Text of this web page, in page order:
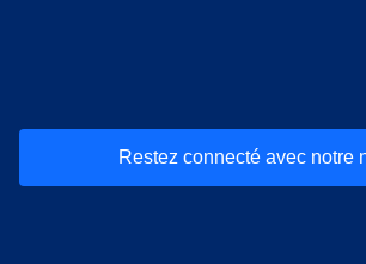
Restez connecté avec notre